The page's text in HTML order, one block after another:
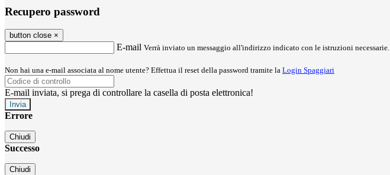
Recupero password
button close ×
E-mail Verrà inviato un messaggio all'indirizzo indicato con le istruzioni necessarie.
Non hai una e-mail associata al nome utente? Effettua il reset della password tramite la Login Spaggiari
E-mail inviata, si prega di controllare la casella di posta elettronica!
Errore
Chiudi
Successo
Chiudi